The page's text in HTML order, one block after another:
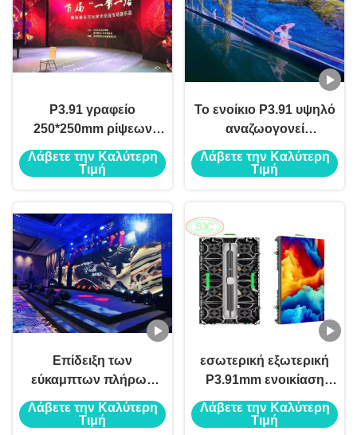
P3.91 γραφείο
250*250mm ρίψεων
κύβων επίδειξης των
οδηγήσεων ενοικίου
Λάβετε την Καλύτερη
Τιμή
Το ενοίκιο P3.91 υψηλό
αναζωογονεί
οδηγημένη την
ποσοστό οθόνη για την
συνεδριάσεων
Λάβετε την Καλύτερη
Τιμή
Επίδειξη των
εύκαμπτων πλήρων
χρώματος οδηγήσεων
ενοικίου για την
Λάβετε την Καλύτερη
Τιμή
εσωτερική εξωτερική
P3.91mm ενοικίαση
πλήρης χρώσης LED
οθόνη SMD 2121
Λάβετε την Καλύτερη
Τιμή